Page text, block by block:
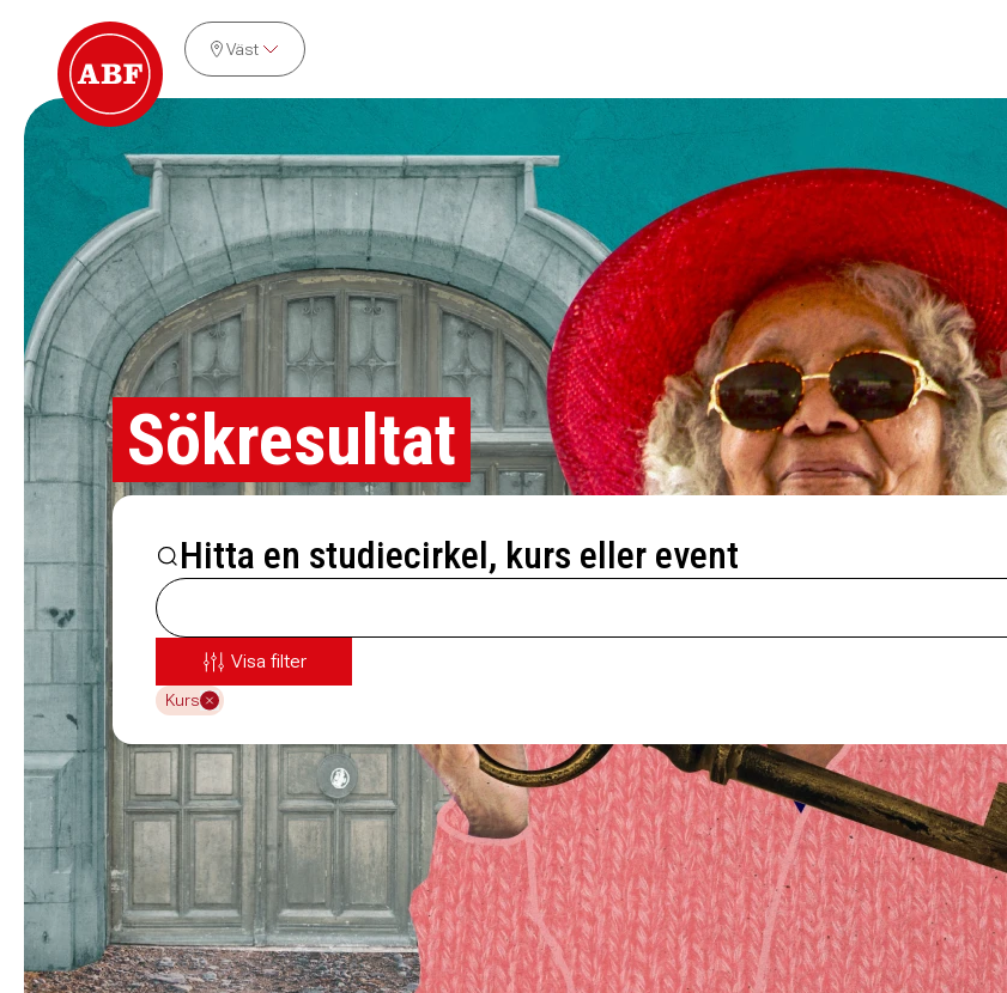
Väst
Sökresultat
Hitta en studiecirkel, kurs eller event
Visa filter
Kurs